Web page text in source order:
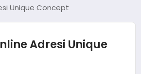
Unique Concept
Adresi Unique